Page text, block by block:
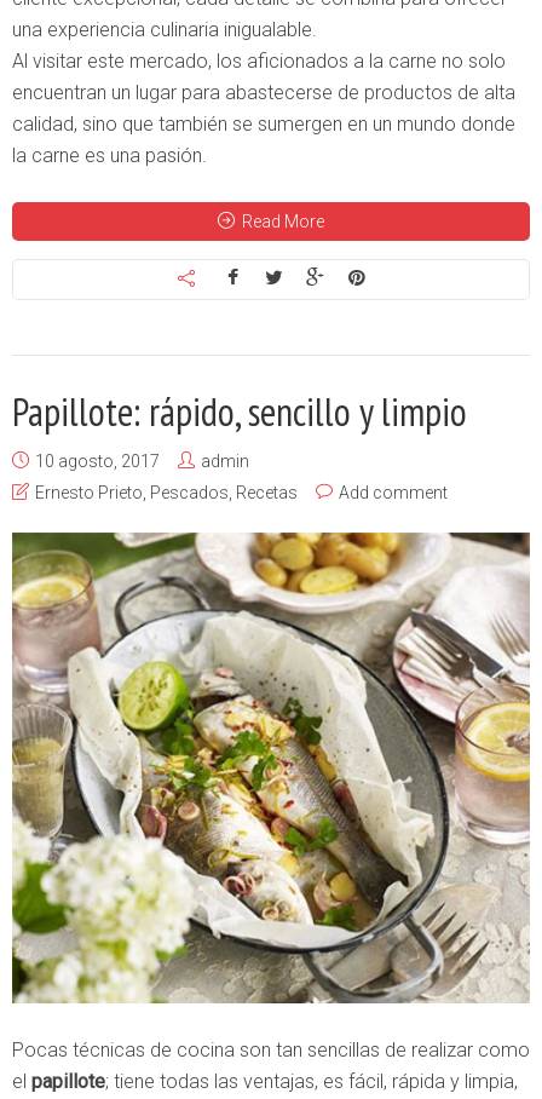
una experiencia culinaria inigualable.
Al visitar este mercado, los aficionados a la carne no solo
encuentran un lugar para abastecerse de productos de alta
calidad, sino que también se sumergen en un mundo donde
la carne es una pasión.
Read More
Papillote: rápido, sencillo y limpio
10 agosto, 2017
admin
Ernesto Prieto Pescados Recetas Add comment
Pocas técnicas de cocina son tan sencillas de realizar como
el papillote; tiene todas las ventajas, es fácil, rápida y limpia,